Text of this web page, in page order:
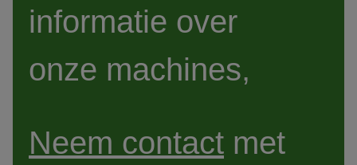
informatie over
onze machines,
Neem contact met